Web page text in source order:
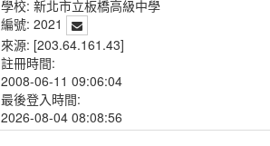
學校: 新北市立板橋高級中學
編號: 2021
來源: [203.64.161.43]
註冊時間:
2008-06-11 09:06:04
最後登入時間:
2026-08-04 08:08:56